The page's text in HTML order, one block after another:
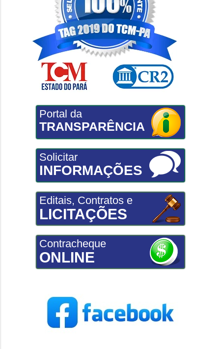
Portal da
TRANSPARÊNCIA
Solicitar
INFORMAÇÕES
Editais, Contratos e
LICITAÇÕES
Contracheque
ONLINE